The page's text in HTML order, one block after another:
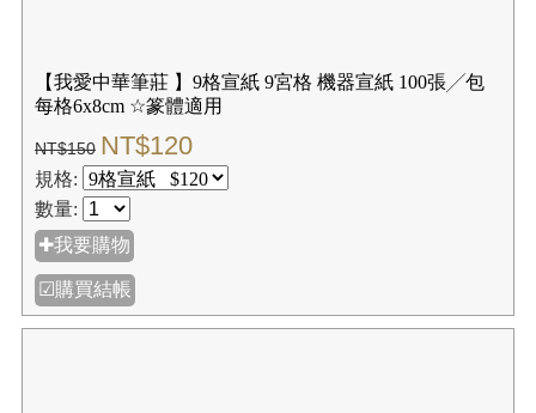
NT$75 NT$60
規格:
數量:
✚我要購物
☑購買結帳